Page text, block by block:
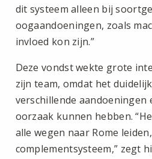
dit systeem alleen bij
oogaandoeningen, zoals
invloed kon zijn.”
Deze vondst wekte grote
zijn team, omdat het
verschillende aandoeningen
oorzaak kunnen hebben.
alle wegen naar Rome
complementsysteem,” zegt